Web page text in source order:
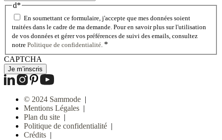
d*
En soumettant ce formulaire, j'accepte que mes données soient
traitées dans le cadre de ma demande. Pour en savoir plus sur l'utilisation
de vos données et gérer vos préférences de suivi des emails, consultez
notre Politique de confidentialité. *
CAPTCHA
© 2024 Sammode |
Mentions Légales |
Plan du site |
Politique de confidentialité |
Crédits |